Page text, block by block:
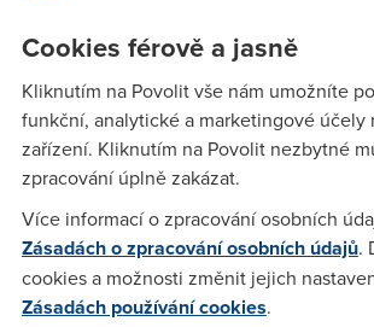
Anonym(21.2.2007 17:22:01)
Chystá se zrychlení, aplikace adsl2+,
samozřejmě FUP 2GB týdně > reklama
přínos žádný.
WIFI(21.2.2007 17:55:58)
Bude určitě důležitý, na jakou vzdálenost
net dostane. Aby to nebylo jako dnes, kdy
Cookies férově a jasně
Kliknutím na Povolit vše nám umožníte
funkční, analytické a marketingové účely
zařízení. Kliknutím na Povolit nezbytné
zpracování úplně zakázat.
Více informací o zpracování osobních
Zásadách o zpracování osobních údajů.
cookies a možnosti změnit jejich
Zásadách používání cookies.